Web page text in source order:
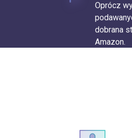
Oprócz
dobrana
Amazon.